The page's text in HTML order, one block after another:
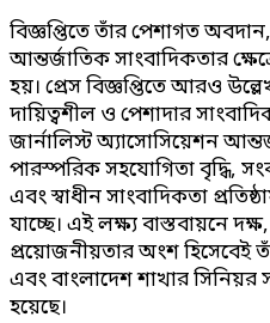
বিজ্ঞপ্তিতে তাঁর পেশাগত
আন্তর্জাতিক সাংবাদিকতার
হয়। প্রেস বিজ্ঞপ্তিতে আরও উল্লেখ
দায়িত্বশীল ও পেশাদার
জার্নালিস্ট অ্যাসোসিয়েশন
পারস্পরিক সহযোগিতা বৃদ্ধি,
এবং স্বাধীন সাংবাদিকতা
যাচ্ছে। এই লক্ষ্য বাস্তবায়নে
প্রয়োজনীয়তার অংশ হিসেবেই
এবং বাংলাদেশ শাখার সিনিয়র
হয়েছে।